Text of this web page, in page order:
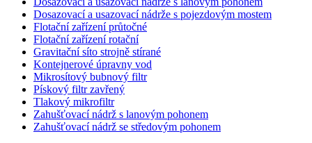
Dosazovací a usazovací nádrže s pojezdovým mostem
Flotační zařízení průtočné
Flotační zařízení rotační
Gravitační síto strojně stírané
Kontejnerové úpravny vod
Mikrosítový bubnový filtr
Pískový filtr zavřený
Tlakový mikrofiltr
Zahušťovací nádrž s lanovým pohonem
Zahušťovací nádrž se středovým pohonem